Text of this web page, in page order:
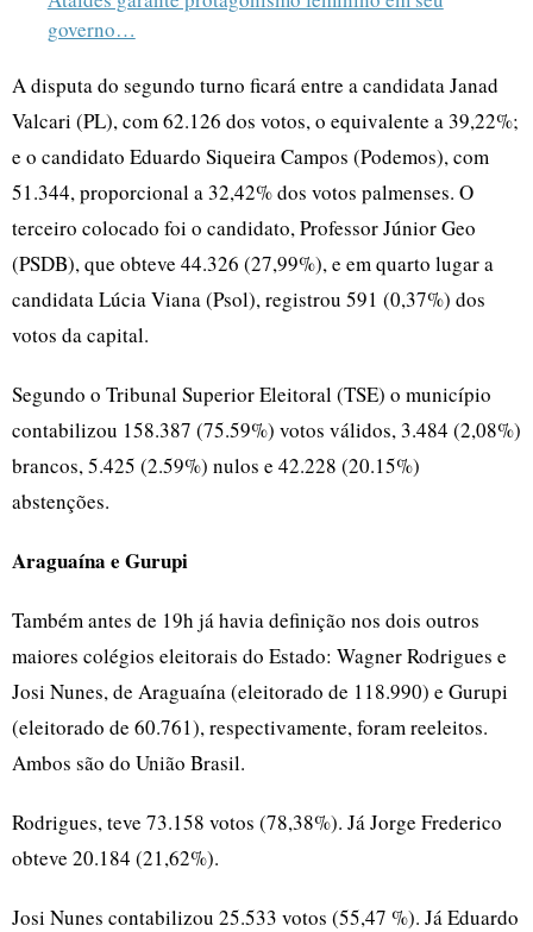
governo…
A disputa do segundo turno ficará entre a candidata Janad
Valcari (PL), com 62.126 dos votos, o equivalente a 39,22%;
e o candidato Eduardo Siqueira Campos (Podemos), com
51.344, proporcional a 32,42% dos votos palmenses. O
terceiro colocado foi o candidato, Professor Júnior Geo
(PSDB), que obteve 44.326 (27,99%), e em quarto lugar a
candidata Lúcia Viana (Psol), registrou 591 (0,37%) dos
votos da capital.
Segundo o Tribunal Superior Eleitoral (TSE) o município
contabilizou 158.387 (75.59%) votos válidos, 3.484 (2,08%)
brancos, 5.425 (2.59%) nulos e 42.228 (20.15%)
abstenções.
Araguaína e Gurupi
Também antes de 19h já havia definição nos dois outros
maiores colégios eleitorais do Estado: Wagner Rodrigues e
Josi Nunes, de Araguaína (eleitorado de 118.990) e Gurupi
(eleitorado de 60.761), respectivamente, foram reeleitos.
Ambos são do União Brasil.
Rodrigues, teve 73.158 votos (78,38%). Já Jorge Frederico
obteve 20.184 (21,62%).
Josi Nunes contabilizou 25.533 votos (55,47 %). Já Eduardo